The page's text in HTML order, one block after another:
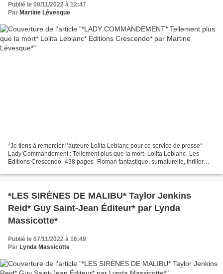
Publié le 08/11/2022 à 12:47
Par Martine Lévesque
*Je tiens à remercier l’auteure Lolita Leblanc pour ce service de presse* -
Lady Commandement : Tellement plus que la mort -Lolita Leblanc -Les
Éditions Crescendo -438 pages -Roman fantastique, surnaturelle, thriller
*LES SIRÈNES DE MALIBU* Taylor Jenkins
Reid* Guy Saint-Jean Éditeur* par Lynda
Massicotte*
Publié le 07/11/2022 à 16:49
Par Lynda Massicotte